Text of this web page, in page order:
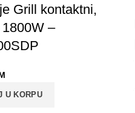
Grill kontaktni,
–
U KORPU